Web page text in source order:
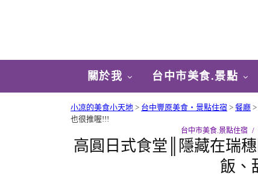
關於我 台中市美食.景點
小凉的美食小天地 > 台中豐原美食‧景點住宿 > 餐廳 >
也很推喔!!!
台中市美食.景點住宿
高圓日式食堂║隱藏在瑞
飯、